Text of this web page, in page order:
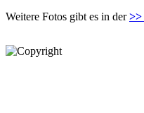
Weitere Fotos gibt es in der>>